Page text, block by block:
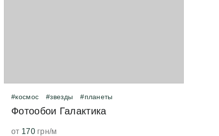
#космос #звезды #планеты
Фотообои Галактика
от 170грн/м